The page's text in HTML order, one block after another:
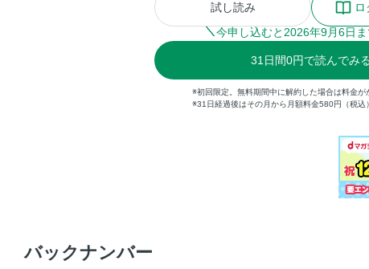
試し読み
今申し込むと 2026年9月6日
31 日間0円で読んでみ
※初回限定。無料期間中に解約した場合は料金が
※31日経過後はその月から月額料金580円（税込
バックナンバー